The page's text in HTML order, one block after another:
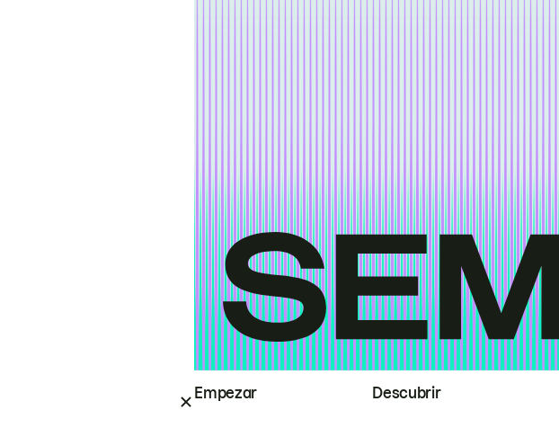
Empezar Descubrir